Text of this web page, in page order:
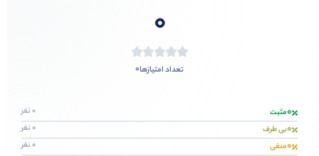
0
تعداد امتیازها0
0مثبت 0 نفر
0بی طرف 0 نفر
0منفی 0 نفر